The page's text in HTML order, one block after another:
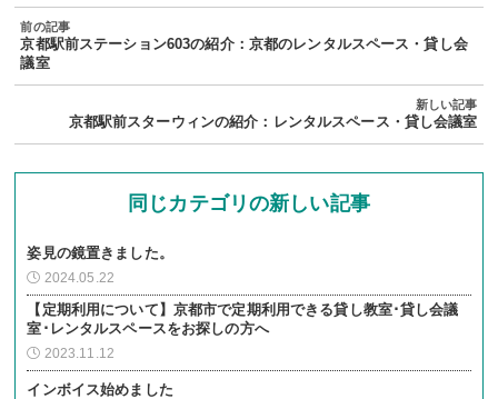
京都駅前ステーション603の紹介：京都のレンタルスペース・貸し会
議室
京都駅前スターウィンの紹介：レンタルスペース・貸し会議室
同じカテゴリの新しい記事
姿見の鏡置きました。
2024.05.22
【定期利用について】京都市で定期利用できる貸し教室･貸し会議
室･レンタルスペースをお探しの方へ
2023.11.12
インボイス始めました